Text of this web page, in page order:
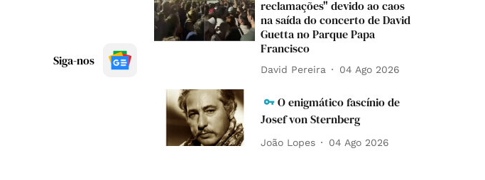
Siga-nos
reclamações" devido ao caos
na saída do concerto de David
Guetta no Parque Papa
Francisco
David Pereira 04 Ago 2026
O enigmático fascínio de
Josef von Sternberg
João Lopes 04 Ago 2026